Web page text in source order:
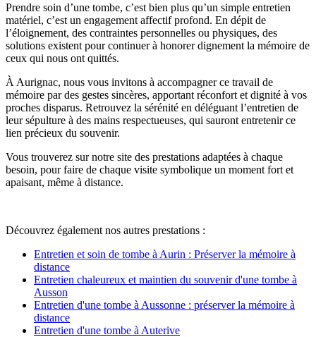
Prendre soin d’une tombe, c’est bien plus qu’un simple entretien
matériel, c’est un engagement affectif profond. En dépit de
l’éloignement, des contraintes personnelles ou physiques, des
solutions existent pour continuer à honorer dignement la mémoire de
ceux qui nous ont quittés.
À Aurignac, nous vous invitons à accompagner ce travail de
mémoire par des gestes sincères, apportant réconfort et dignité à vos
proches disparus. Retrouvez la sérénité en déléguant l’entretien de
leur sépulture à des mains respectueuses, qui sauront entretenir ce
lien précieux du souvenir.
Vous trouverez sur notre site des prestations adaptées à chaque
besoin, pour faire de chaque visite symbolique un moment fort et
apaisant, même à distance.
Découvrez également nos autres prestations :
Entretien et soin de tombe à Aurin : Préserver la mémoire à
distance
Entretien chaleureux et maintien du souvenir d'une tombe à
Ausson
Entretien d'une tombe à Aussonne : préserver la mémoire à
distance
Entretien d'une tombe à Auterive